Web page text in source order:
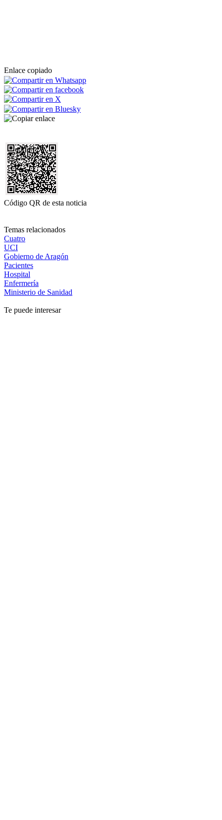
Enlace copiado
Código QR de esta noticia
Temas relacionados
Cuatro
UCI
Gobierno de Aragón
Pacientes
Hospital
Enfermería
Ministerio de Sanidad
Te puede interesar